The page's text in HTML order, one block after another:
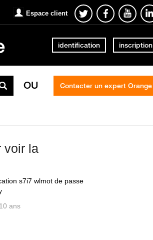
Espace client
identification inscription
OU Contacter un expert Orange
voir la
s7i7 wlmot de passe
ans